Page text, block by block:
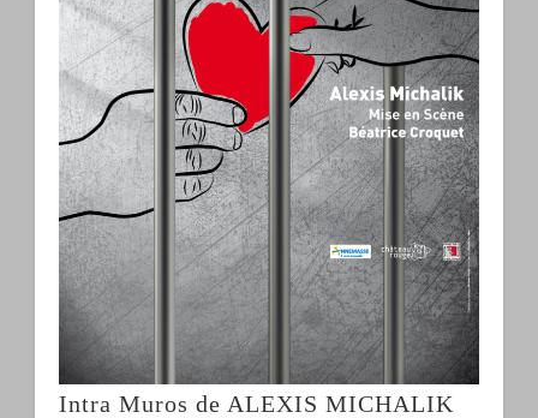
Intra Muros de ALEXIS MICHALIK